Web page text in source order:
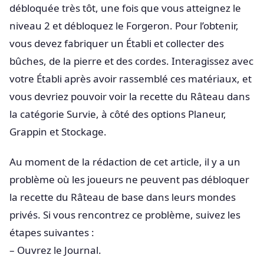
débloquée très tôt, une fois que vous atteignez le
niveau 2 et débloquez le Forgeron. Pour l’obtenir,
vous devez fabriquer un Établi et collecter des
bûches, de la pierre et des cordes. Interagissez avec
votre Établi après avoir rassemblé ces matériaux, et
vous devriez pouvoir voir la recette du Râteau dans
la catégorie Survie, à côté des options Planeur,
Grappin et Stockage.
Au moment de la rédaction de cet article, il y a un
problème où les joueurs ne peuvent pas débloquer
la recette du Râteau de base dans leurs mondes
privés. Si vous rencontrez ce problème, suivez les
étapes suivantes :
– Ouvrez le Journal.